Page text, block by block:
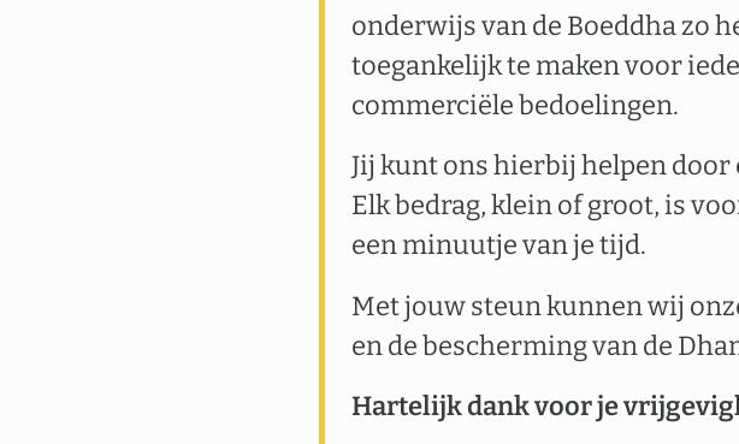
onderwijs van de Boeddha zo
toegankelijk te maken voor
commerciële bedoelingen.
Jij kunt ons hierbij helpen door
Elk bedrag, klein of groot, is
een minuutje van je tijd.
Met jouw steun kunnen wij
en de bescherming van de
Hartelijk dank voor je